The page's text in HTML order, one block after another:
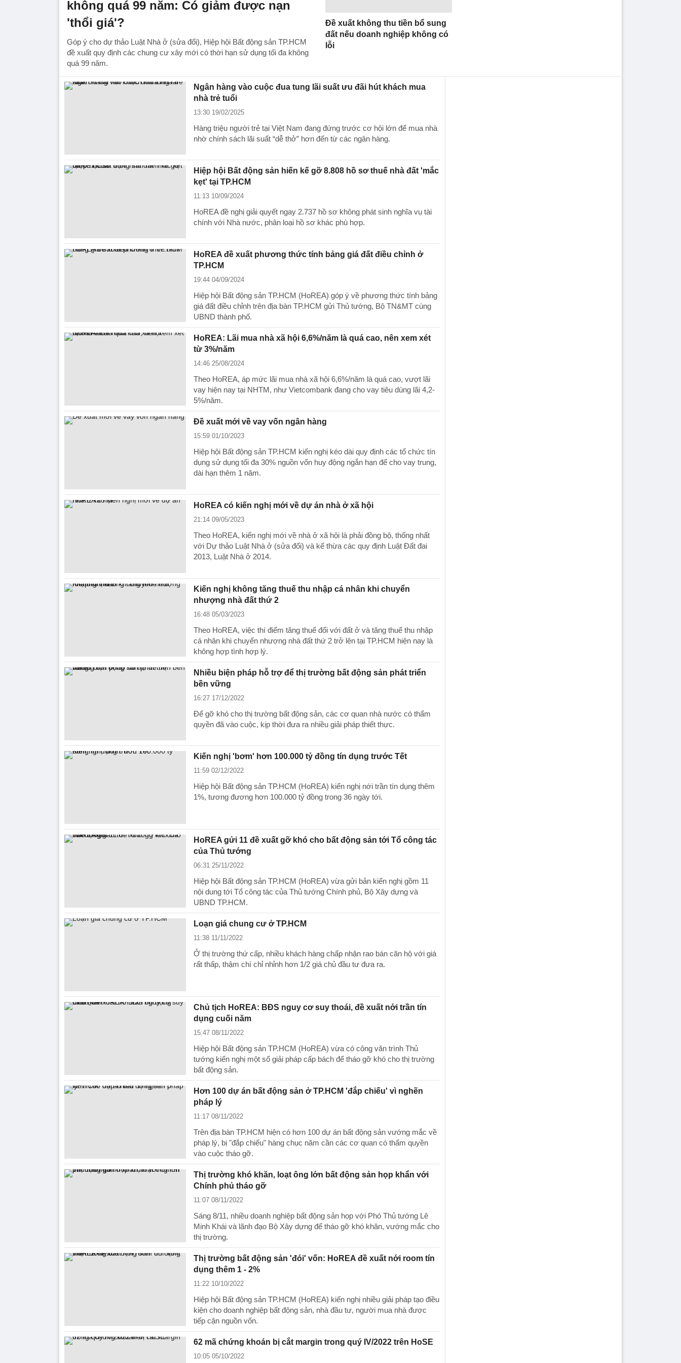
không quá 99 năm: Có giảm được nạn
'thổi giá'?
Góp ý cho dự thảo Luật Nhà ở (sửa đổi), Hiệp hội Bất động sản TP.HCM
đề xuất quy định các chung cư xây mới có thời hạn sử dụng tối đa không
quá 99 năm.
Đề xuất không thu tiền bổ sung
đất nếu doanh nghiệp không có
lỗi
Ngân hàng vào cuộc đua tung lãi suất ưu đãi hút khách mua
nhà trẻ tuổi
13:30 19/02/2025
Hàng triệu người trẻ tại Việt Nam đang đứng trước cơ hội lớn để mua nhà
nhờ chính sách lãi suất “dễ thở” hơn đến từ các ngân hàng.
Hiệp hội Bất động sản hiến kế gỡ 8.808 hồ sơ thuế nhà đất 'mắc
kẹt' tại TP.HCM
11:13 10/09/2024
HoREA đề nghị giải quyết ngay 2.737 hồ sơ không phát sinh nghĩa vụ tài
chính với Nhà nước, phân loại hồ sơ khác phù hợp.
HoREA đề xuất phương thức tính bảng giá đất điều chỉnh ở
TP.HCM
19:44 04/09/2024
Hiệp hội Bất động sản TP.HCM (HoREA) góp ý về phương thức tính bảng
giá đất điều chỉnh trên địa bàn TP.HCM gửi Thủ tướng, Bộ TN&MT cùng
UBND thành phố.
HoREA: Lãi mua nhà xã hội 6,6%/năm là quá cao, nên xem xét
từ 3%/năm
14:46 25/08/2024
Theo HoREA, áp mức lãi mua nhà xã hội 6,6%/năm là quá cao, vượt lãi
vay hiện nay tại NHTM, như Vietcombank đang cho vay tiêu dùng lãi 4,2-
5%/năm.
Đề xuất mới về vay vốn ngân hàng
15:59 01/10/2023
Hiệp hội Bất động sản TP.HCM kiến nghị kéo dài quy định các tổ chức tín
dụng sử dụng tối đa 30% nguồn vốn huy động ngắn hạn để cho vay trung,
dài hạn thêm 1 năm.
HoREA có kiến nghị mới về dự án nhà ở xã hội
21:14 09/05/2023
Theo HoREA, kiến nghị mới về nhà ở xã hội là phải đồng bộ, thống nhất
với Dự thảo Luật Nhà ở (sửa đổi) và kế thừa các quy định Luật Đất đai
2013, Luật Nhà ở 2014.
Kiến nghị không tăng thuế thu nhập cá nhân khi chuyển
nhượng nhà đất thứ 2
16:48 05/03/2023
Theo HoREA, việc thí điểm tăng thuế đối với đất ở và tăng thuế thu nhập
cá nhân khi chuyển nhượng nhà đất thứ 2 trở lên tại TP.HCM hiện nay là
không hợp tình hợp lý.
Nhiều biện pháp hỗ trợ để thị trường bất động sản phát triển
bền vững
16:27 17/12/2022
Để gỡ khó cho thị trường bất động sản, các cơ quan nhà nước có thẩm
quyền đã vào cuộc, kịp thời đưa ra nhiều giải pháp thiết thực.
Kiến nghị 'bơm' hơn 100.000 tỷ đồng tín dụng trước Tết
11:59 02/12/2022
Hiệp hội Bất động sản TP.HCM (HoREA) kiến nghị nới trần tín dụng thêm
1%, tương đương hơn 100.000 tỷ đồng trong 36 ngày tới.
HoREA gửi 11 đề xuất gỡ khó cho bất động sản tới Tổ công tác
của Thủ tướng
06:31 25/11/2022
Hiệp hội Bất động sản TP.HCM (HoREA) vừa gửi bản kiến nghị gồm 11
nội dung tới Tổ công tác của Thủ tướng Chính phủ, Bộ Xây dựng và
UBND TP.HCM.
Loạn giá chung cư ở TP.HCM
11:38 11/11/2022
Ở thị trường thứ cấp, nhiều khách hàng chấp nhận rao bán căn hộ với giá
rất thấp, thậm chí chỉ nhỉnh hơn 1/2 giá chủ đầu tư đưa ra.
Chủ tịch HoREA: BĐS nguy cơ suy thoái, đề xuất nới trần tín
dụng cuối năm
15:47 08/11/2022
Hiệp hội Bất động sản TP.HCM (HoREA) vừa có công văn trình Thủ
tướng kiến nghị một số giải pháp cấp bách để tháo gỡ khó cho thị trường
bất động sản.
Hơn 100 dự án bất động sản ở TP.HCM 'đắp chiếu' vì nghẽn
pháp lý
11:17 08/11/2022
Trên địa bàn TP.HCM hiện có hơn 100 dự án bất động sản vướng mắc về
pháp lý, bị "đắp chiếu" hàng chục năm cần các cơ quan có thẩm quyền
vào cuộc tháo gỡ.
Thị trường khó khăn, loạt ông lớn bất động sản họp khẩn với
Chính phủ tháo gỡ
11:07 08/11/2022
Sáng 8/11, nhiều doanh nghiệp bất động sản họp với Phó Thủ tướng Lê
Minh Khái và lãnh đạo Bộ Xây dựng để tháo gỡ khó khăn, vướng mắc cho
thị trường.
Thị trường bất động sản 'đói' vốn: HoREA đề xuất nới room tín
dụng thêm 1 - 2%
11:22 10/10/2022
Hiệp hội Bất động sản TP.HCM (HoREA) kiến nghị nhiều giải pháp tạo điều
kiện cho doanh nghiệp bất động sản, nhà đầu tư, người mua nhà được
tiếp cận nguồn vốn.
62 mã chứng khoán bị cắt margin trong quý IV/2022 trên HoSE
10:05 05/10/2022